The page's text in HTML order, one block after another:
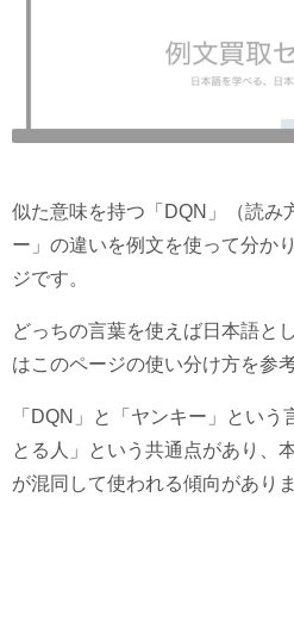
似た意味を持つ「DQN」（読み
ー」の違いを例文を使って分か
ジです。
どっちの言葉を使えば日本語と
はこのページの使い分け方を参
「DQN」と「ヤンキー」とい
とる人」という共通点があり、
が混同して使われる傾向がありま